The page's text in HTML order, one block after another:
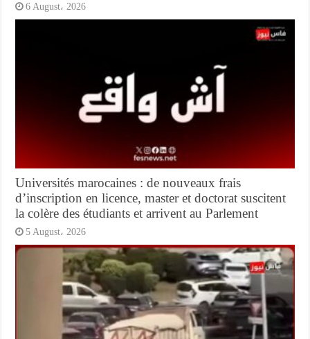
6 August، 2026
Universités marocaines : de nouveaux frais
d’inscription en licence, master et doctorat suscitent
la colère des étudiants et arrivent au Parlement
5 August، 2026